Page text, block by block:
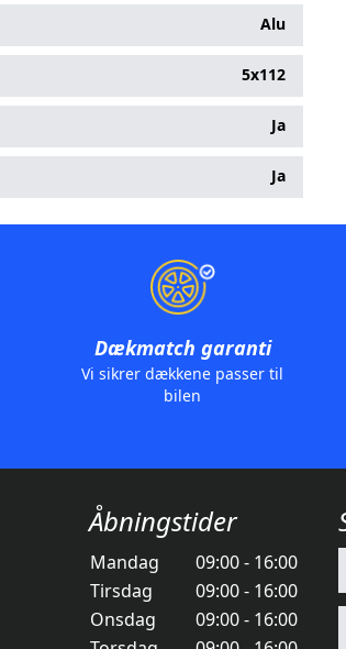
Alu
5x112
Ja
Ja
Dækmatch garanti
Vi sikrer dækkene passer til
bilen
Åbningstider
Mandag
09:00 - 16:00
Tirsdag
09:00 - 16:00
Onsdag
09:00 - 16:00